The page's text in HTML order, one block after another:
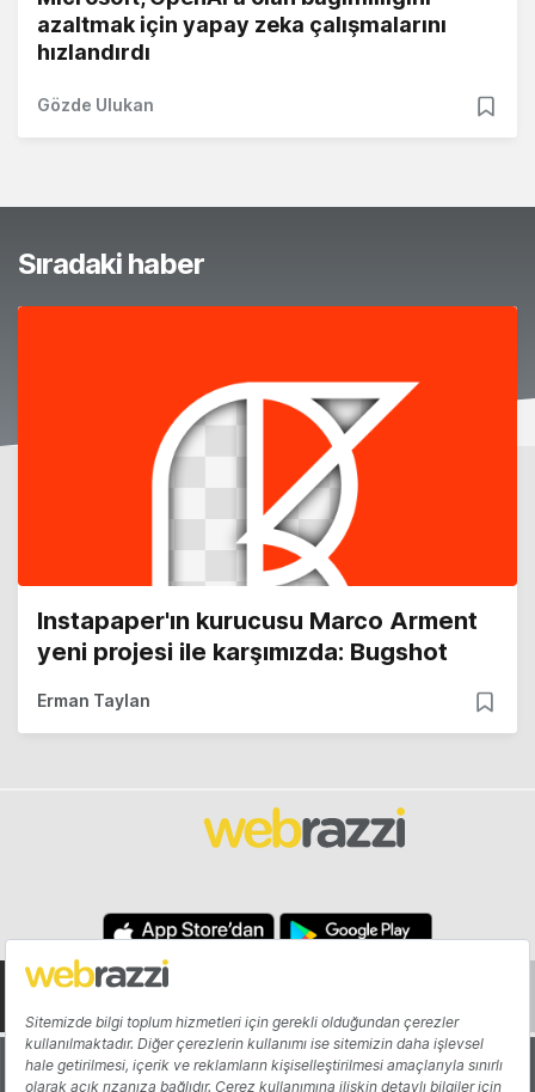
azaltmak için yapay zeka çalışmalarını
hızlandırdı
Gözde Ulukan
Sıradaki haber
Instapaper'ın kurucusu Marco Arment
yeni projesi ile karşımızda: Bugshot
Erman Taylan
Hakkında Yazarlar